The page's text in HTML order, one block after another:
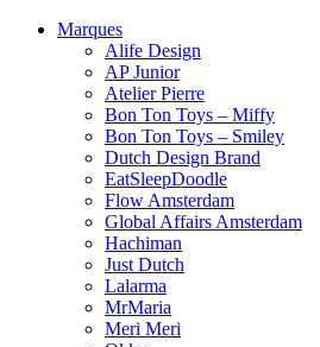
Marques
Alife Design
AP Junior
Atelier Pierre
Bon Ton Toys – Miffy
Bon Ton Toys – Smiley
Dutch Design Brand
EatSleepDoodle
Flow Amsterdam
Global Affairs Amsterdam
Hachiman
Just Dutch
Lalarma
MrMaria
Meri Meri